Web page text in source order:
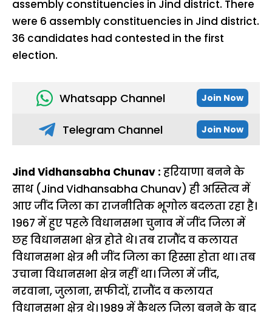
Whatsapp Channel Join Now
Telegram Channel Join Now
Jind Vidhansabha Chunav : हरियाणा बनने के
साथ (Jind Vidhansabha Chunav) ही अस्तित्व में
आए जींद जिला का राजनीतिक भूगोल बदलता रहा है।
1967 में हुए पहले विधानसभा चुनाव में जींद जिला में
छह विधानसभा क्षेत्र होते थे। तब राजौंद व कलायत
विधानसभा क्षेत्र भी जींद जिला का हिस्सा होता था। तब
उचाना विधानसभा क्षेत्र नहीं था। जिला में जींद,
नरवाना, जुलाना, सफीदों, राजौंद व कलायत
विधानसभा क्षेत्र थे। 1989 में कैथल जिला बनने के बाद